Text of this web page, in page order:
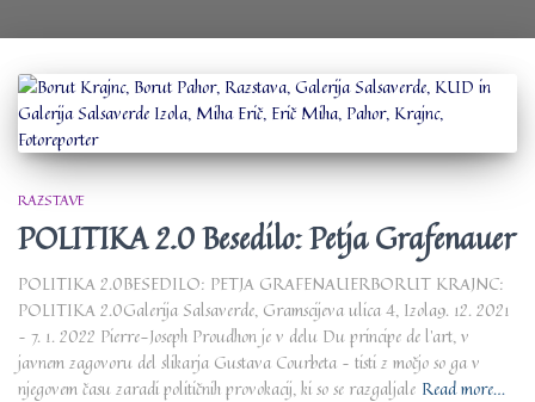
RAZSTAVE
POLITIKA 2.0 Besedilo: Petja Grafenauer
POLITIKA 2.0BESEDILO: PETJA GRAFENAUERBORUT KRAJNC:
POLITIKA 2.0Galerija Salsaverde, Gramscijeva ulica 4, Izola9. 12. 2021
– 7. 1. 2022 Pierre-Joseph Proudhon je v delu Du principe de l’art, v
javnem zagovoru del slikarja Gustava Courbeta – tisti z močjo so ga v
njegovem času zaradi političnih provokacij, ki so se razgaljale Read more…